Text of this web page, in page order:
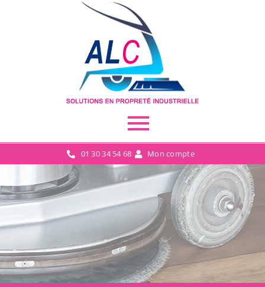
01 30 34 54 68 Mon compte